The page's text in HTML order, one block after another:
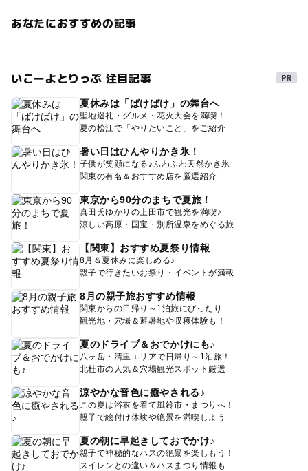
あなたにおすすめの記事
いこーよとりっぷ 注目記事
夏休みは「ばけばけ」の舞台へ
聖地巡礼・グルメ・花火大会を満喫！
夏の松江で「やりたいこと」をご紹介
暑い日はひんやりかき氷！
子供が笑顔になる♪ふわふわ天然かき氷
関東の有名＆おすすめ店を厳選紹介
東京から90分のまちで夏旅！
真田氏ゆかりの上田市で観光を満喫♪
涼しい高原・国宝・別所温泉をめぐる旅
【関東】おすすめ夏祭り情報
8月＆夏休みに楽しめる♪
親子で行きたいお祭り・イベントが満載
8月の親子旅おすすめ情報
関東からの日帰り～1泊旅にぴったり
観光地・穴場＆避暑地や収穫体験も！
夏のドライブ＆おでかけにも♪
八ヶ岳・清里エリアで日帰り～1泊旅！
北杜市の人気＆穴場観光スポット厳選
涼やかな音色に癒やされる♪
この夏は浴衣を着て風鈴市・まつりへ！
親子で絵付け体験や絶景を満喫しよう
夏の朝に早起きしておでかけ♪
親子で神秘的なハスの絶景を楽しもう！
スイレンとの違い＆ハスまつり情報も